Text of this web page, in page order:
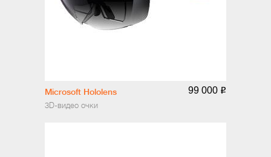
Microsoft Hololens
3D-видео очки
99 000 o